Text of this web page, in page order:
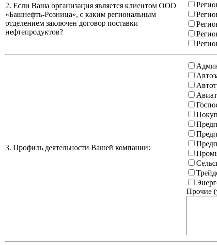
2. Если Ваша организация является клиентом ООО
«Башнефть-Розница», с каким региональным
отделением заключен договор поставки
нефтепродуктов?
3. Профиль деятельности Вашей компании:
Прочие